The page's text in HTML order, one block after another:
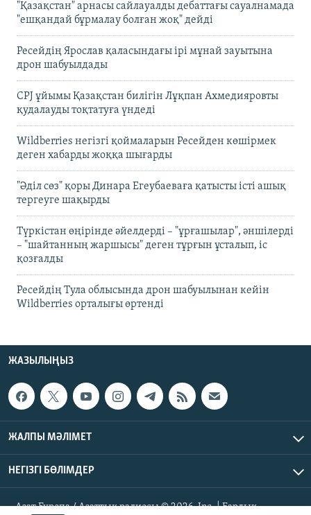
"Қазақстан" арнасы сайлауалды дебаттағы сауалнамада
"ешқандай бұрмалау болған жоқ" дейді
Ресейдің Ярослав қаласындағы ірі мұнай зауытына
дрон шабуылдады
CPJ ұйымы Қазақстан билігін Лұқпан Ахмедияровты
қудалауды тоқтатуға үндеді
Wildberries негізгі қоймаларын Ресейден көшірмек
деген хабарды жоққа шығарды
"Әділ сөз" қоры Динара Егеубаеваға қатысты істі ашық
тергеуге шақырды
Түркістан өңірінде әйелдерді – "ұрғашылар", әншілерді
– "шайтанның жаршысы" деген тұрғын ұсталып, іс
қозғалды
Ресейдің Тула облысында дрон шабуылынан кейін
Wildberries орталығы өртенді
ЖАЗЫЛЫҢЫЗ
ЖАЛПЫ МӘЛІМЕТ
НЕГІЗГІ БӨЛІМДЕР
Азат Еуропа / Азаттық радиосы © 2026, Inc. | Барлық